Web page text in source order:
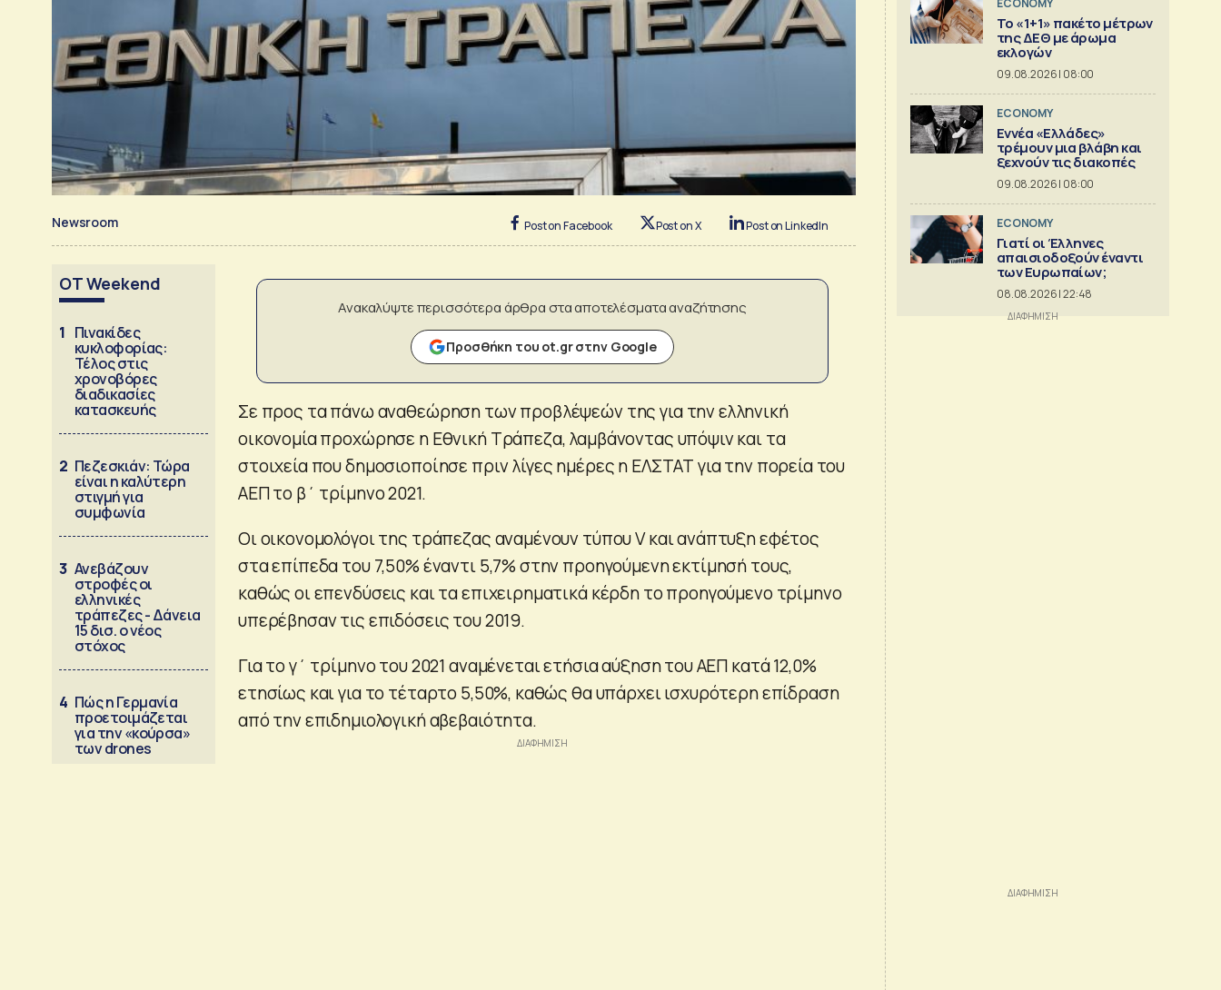
Newsroom Post on Facebook Post on X Post on LinkedIn
OT Weekend
1 Πινακίδες
κυκλοφορίας:
Τέλος στις
χρονοβόρες
διαδικασίες
κατασκευής
2 Πεζεσκιάν: Τώρα
είναι η καλύτερη
στιγμή για
συμφωνία
3 Ανεβάζουν
στροφές οι
ελληνικές
τράπεζες - Δάνεια
15 δισ. ο νέος
στόχος
4 Πώς η Γερμανία
προετοιμάζεται
για την «κούρσα»
των drones
Ανακαλύψτε περισσότερα άρθρα στα αποτελέσματα αναζήτησης
Προσθήκη του ot.gr στην Google
Σε προς τα πάνω αναθεώρηση των προβλέψεών της για την ελληνική
οικονομία προχώρησε η Εθνική Τράπεζα, λαμβάνοντας υπόψιν και τα
στοιχεία που δημοσιοποίησε πριν λίγες ημέρες η ΕΛΣΤΑΤ για την πορεία του
ΑΕΠ το β΄ τρίμηνο 2021.
Οι οικονομολόγοι της τράπεζας αναμένουν τύπου V και ανάπτυξη εφέτος
στα επίπεδα του 7,50% έναντι 5,7% στην προηγούμενη εκτίμησή τους,
καθώς οι επενδύσεις και τα επιχειρηματικά κέρδη το προηγούμενο τρίμηνο
υπερέβησαν τις επιδόσεις του 2019.
Για το γ΄ τρίμηνο του 2021 αναμένεται ετήσια αύξηση του ΑΕΠ κατά 12,0%
ετησίως και για το τέταρτο 5,50%, καθώς θα υπάρχει ισχυρότερη επίδραση
από την επιδημιολογική αβεβαιότητα.
ECONOMY
Το «1+1» πακέτο μέτρων
της ΔΕΘ με άρωμα
εκλογών
09.08.2026 | 08:00
ECONOMY
Εννέα «Ελλάδες»
τρέμουν μια βλάβη και
ξεχνούν τις διακοπές
09.08.2026 | 08:00
ECONOMY
Γιατί οι Έλληνες
απαισιοδοξούν έναντι
των Ευρωπαίων;
08.08.2026 | 22:48